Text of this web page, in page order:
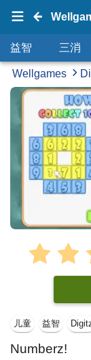
益智 三消
Wellgames
儿童 益智
Numberz!